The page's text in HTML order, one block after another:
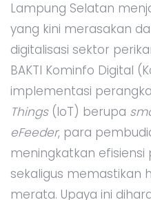
Lampung Selatan
yang kini merasakan
digitalisasi sektor
BAKTI Kominfo Digital
implementasi
Things(IoT) berupa
eFeeder, para
meningkatkan
sekaligus memastikan
merata. Upaya ini